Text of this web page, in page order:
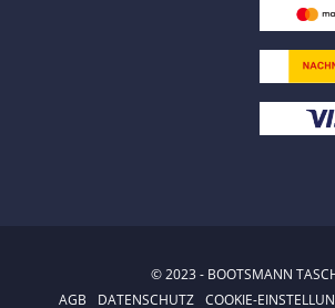
© 2023 - BOOTSMANN
AGB
DATENSCHUTZ COOKIE-